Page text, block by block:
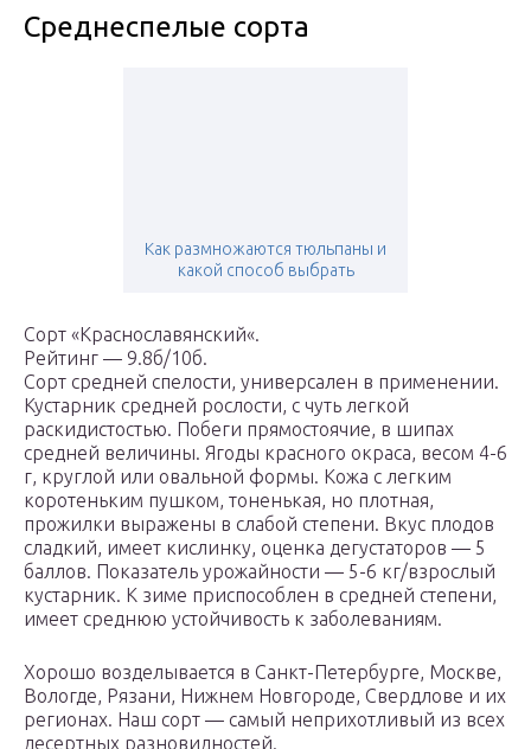
Среднеспелые сорта
Как размножаются тюльпаны и
какой способ выбрать
Сорт «Краснославянский«.
Рейтинг — 9.8б/10б.
Сорт средней спелости, универсален в применении.
Кустарник средней рослости, с чуть легкой
раскидистостью. Побеги прямостоячие, в шипах
средней величины. Ягоды красного окраса, весом 4-6
г, круглой или овальной формы. Кожа с легким
коротеньким пушком, тоненькая, но плотная,
прожилки выражены в слабой степени. Вкус плодов
сладкий, имеет кислинку, оценка дегустаторов — 5
баллов. Показатель урожайности — 5-6 кг/взрослый
кустарник. К зиме приспособлен в средней степени,
имеет среднюю устойчивость к заболеваниям.
Хорошо возделывается в Санкт-Петербурге, Москве,
Вологде, Рязани, Нижнем Новгороде, Свердлове и их
регионах. Наш сорт — самый неприхотливый из всех
десертных разновидностей.